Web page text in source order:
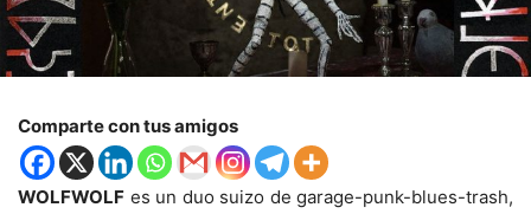
Comparte con tus amigos
WOLFWOLF es un duo suizo de garage-punk-blues-trash,